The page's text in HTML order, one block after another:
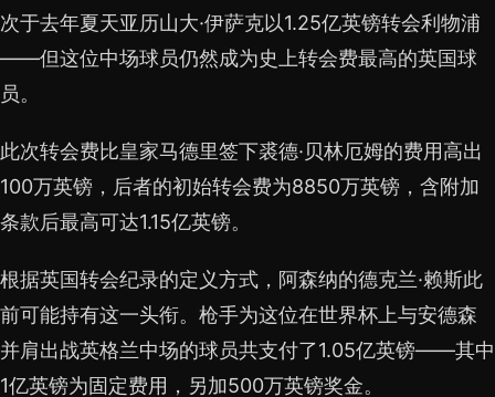
次于去年夏天亚历山大·伊萨克以1.25亿英镑转会利物浦
——但这位中场球员仍然成为史上转会费最高的英国球
员。
此次转会费比皇家马德里签下裘德·贝林厄姆的费用高出
100万英镑，后者的初始转会费为8850万英镑，含附加
条款后最高可达1.15亿英镑。
根据英国转会纪录的定义方式，阿森纳的德克兰·赖斯此
前可能持有这一头衔。枪手为这位在世界杯上与安德森
并肩出战英格兰中场的球员共支付了1.05亿英镑——其中
1亿英镑为固定费用，另加500万英镑奖金。